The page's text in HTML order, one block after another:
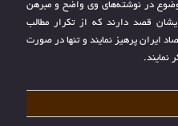
در نوشته‌های وی واضح و مبرهن
قصد دارند که از تکرار مطالب
ایران پرهیز نمایند و تنها در صورت
نمایند.